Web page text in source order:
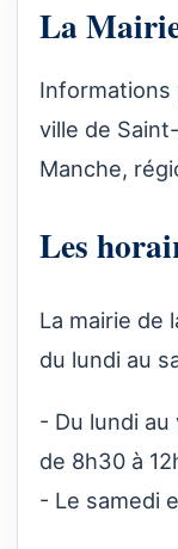
La
Informations
ville de
Manche,
Les
La mairie de
du lundi au
- Du lundi
de 8h30 à
- Le samedi